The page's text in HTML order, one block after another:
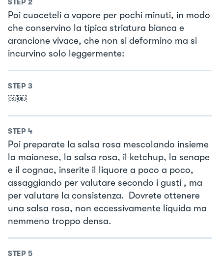
STEP 2
Poi cuoceteli a vapore per pochi minuti, in modo
che conservino la tipica striatura bianca e
arancione vivace, che non si deformino ma si
incurvino solo leggermente:
STEP 3
￼￼
STEP 4
Poi preparate la salsa rosa mescolando insieme
la maionese, la salsa rosa, il ketchup, la senape
e il cognac, inserite il liquore a poco a poco,
assaggiando per valutare secondo i gusti , ma
per valutare la consistenza. Dovrete ottenere
una salsa rosa, non eccessivamente liquida ma
nemmeno troppo densa.
STEP 5